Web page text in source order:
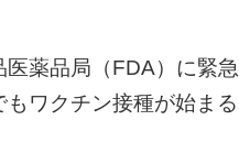
薬品局（FDA）に緊急
ワクチン接種が始まる